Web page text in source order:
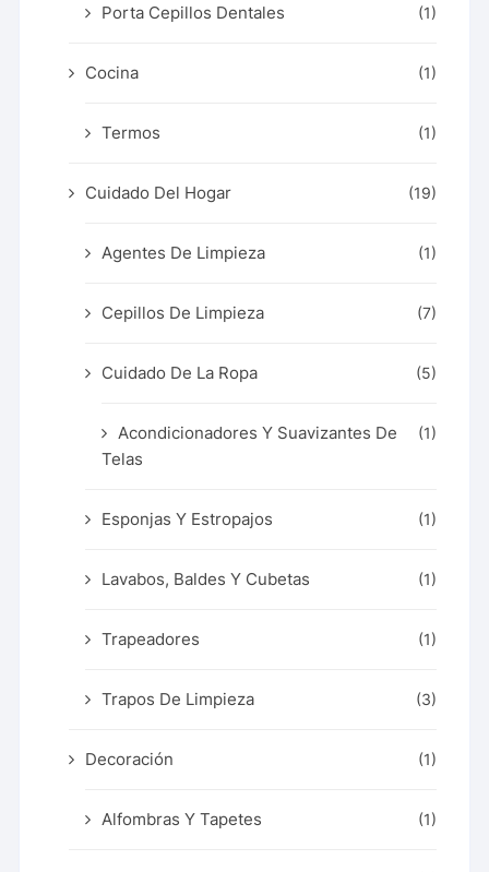
Porta Cepillos Dentales (1)
Cocina (1)
Termos (1)
Cuidado Del Hogar (19)
Agentes De Limpieza (1)
Cepillos De Limpieza (7)
Cuidado De La Ropa (5)
Acondicionadores Y Suavizantes De
Telas
(1)
Esponjas Y Estropajos (1)
Lavabos, Baldes Y Cubetas (1)
Trapeadores (1)
Trapos De Limpieza (3)
Decoración (1)
Alfombras Y Tapetes (1)